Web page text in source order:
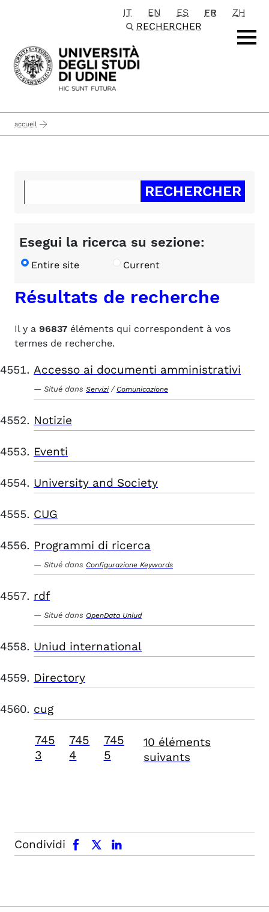
Passa al contenuto principale
IT EN ES FR
ZH
RECHERCHER
accueil
Esegui la ricerca su sezione:
Entire site Current
Résultats de recherche
Il y a 96837 éléments qui correspondent à vos
termes de recherche.
Accesso ai documenti amministrativi
Situé dans Servizi / Comunicazione
Notizie
Eventi
University and Society
CUG
Programmi di ricerca
Situé dans Configurazione Keywords
rdf
Situé dans OpenData Uniud
Uniud international
Directory
cug
745
3
745
4
745
5
10 éléments
suivants
Condividi
facebook x.com linkedin